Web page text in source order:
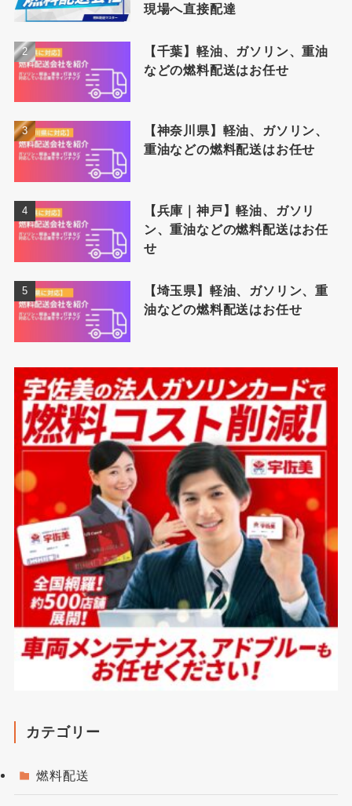
現場へ直接配達
【千葉】軽油、ガソリン、重油
などの燃料配送はお任せ
【神奈川県】軽油、ガソリン、
重油などの燃料配送はお任せ
【兵庫｜神戸】軽油、ガソリ
ン、重油などの燃料配送はお任
せ
【埼玉県】軽油、ガソリン、重
油などの燃料配送はお任せ
カテゴリー
燃料配送